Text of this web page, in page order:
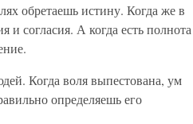
обретаешь истину. Когда же в
согласия. А когда есть полнота
Когда воля выпестована, ум
определяешь его